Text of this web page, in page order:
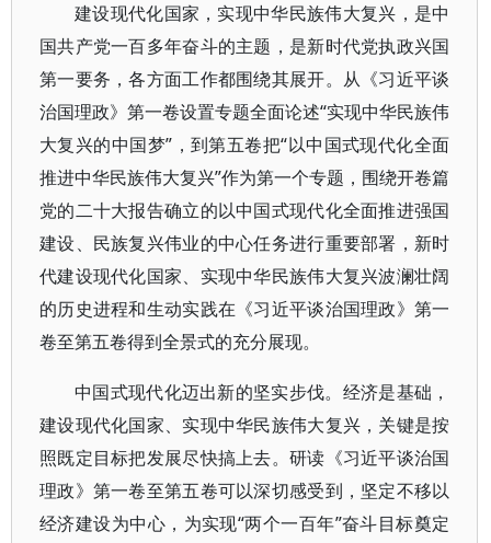
建设现代化国家，实现中华民族伟大复兴，是中
国共产党一百多年奋斗的主题，是新时代党执政兴国
第一要务，各方面工作都围绕其展开。从《习近平谈
治国理政》第一卷设置专题全面论述“实现中华民族伟
大复兴的中国梦”，到第五卷把“以中国式现代化全面
推进中华民族伟大复兴”作为第一个专题，围绕开卷篇
党的二十大报告确立的以中国式现代化全面推进强国
建设、民族复兴伟业的中心任务进行重要部署，新时
代建设现代化国家、实现中华民族伟大复兴波澜壮阔
的历史进程和生动实践在《习近平谈治国理政》第一
卷至第五卷得到全景式的充分展现。
中国式现代化迈出新的坚实步伐。经济是基础，
建设现代化国家、实现中华民族伟大复兴，关键是按
照既定目标把发展尽快搞上去。研读《习近平谈治国
理政》第一卷至第五卷可以深切感受到，坚定不移以
经济建设为中心，为实现“两个一百年”奋斗目标奠定